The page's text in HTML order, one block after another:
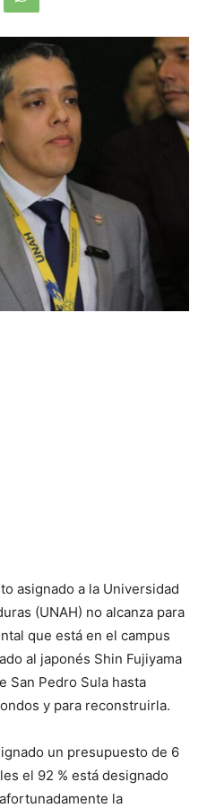
asignado a la Universidad
(UNAH) no alcanza para
que está en el campus
al japonés Shin Fujiyama
San Pedro Sula hasta
y para reconstruirla.
un presupuesto de 6
el 92 % está designado
la